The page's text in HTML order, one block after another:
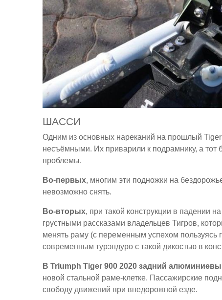
ШАССИ
Одним из основных нареканий на прошлый
несъёмными. Их приварили к подрамнику, а
проблемы.
Во-первых, многим эти подножки на
невозможно снять.
Во-вторых, при такой конструкции в падении
грустными рассказами владельцев Тигров,
менять раму (с переменным успехом
современным турэндуро с такой дикостью в
В Triumph Tiger 900 2020 задний
новой стальной раме-клетке. Пассажирские
свободу движений при внедорожной езде.